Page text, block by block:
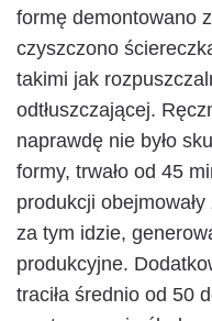
formę demontowano
czyszczono
takimi jak
odtłuszczającej.
naprawdę nie było
formy, trwało od 45
produkcji
za tym idzie,
produkcyjne.
traciła średnio od 50